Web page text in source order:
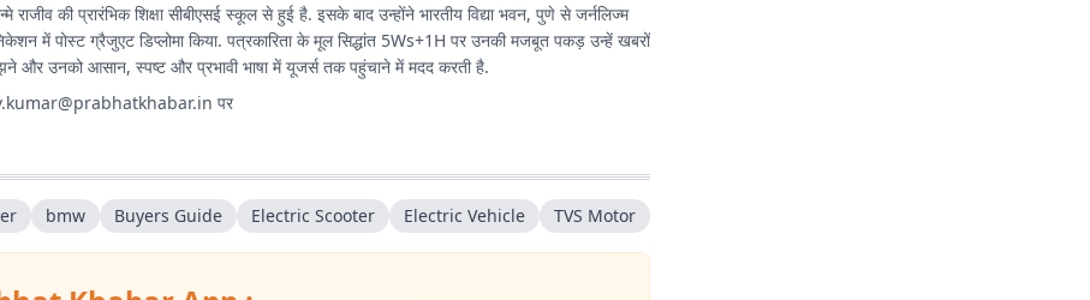
राजीव की प्रारंभिक शिक्षा सीबीएसई स्कूल से हुई है. इसके बाद उन्होंने भारतीय विद्या भवन, पुणे से जर्नलिज्म
में पोस्ट ग्रैजुएट डिप्लोमा किया. पत्रकारिता के मूल सिद्धांत 5Ws+1H पर उनकी मजबूत पकड़ उन्हें खबरों
और उनको आसान, स्पष्ट और प्रभावी भाषा में यूजर्स तक पहुंचाने में मदद करती है.
पर
bmw Buyers Guide Electric Scooter Electric Vehicle TVS Motor